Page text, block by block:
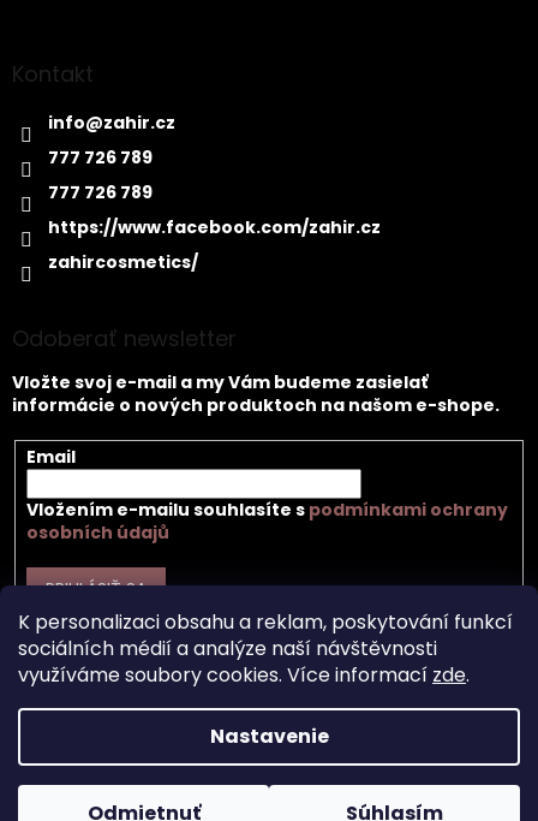
K personalizaci obsahu a reklam, poskytování funkcí
sociálních médií a analýze naší návštěvnosti
využíváme soubory cookies. Více informací zde.
Nastavenie
Odmietnuť Súhlasím
Kontakt
info@zahir.cz
777 726 789
777 726 789
https://www.facebook.com/zahir.cz
zahircosmetics/
Odoberať newsletter
Vložte svoj e-mail a my Vám budeme zasielať
informácie o nových produktoch na našom e-shope.
Email
Vložením e-mailu souhlasíte s podmínkami ochrany
osobních údajů
PRIHLÁSIŤ SA
Copyright 2026Záhir cosmetics s.r.o.. Všetky práva
vyhradené.Upraviť nastavenie cookies